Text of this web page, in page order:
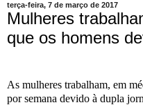
terça-feira, 7 de março de 2017
Mulheres
que os homens
As mulheres trabalham, em
por semana devido à dupla